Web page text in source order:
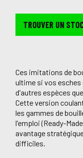
TROUVER UN
Ces imitations de
ultime si vos
d'autres espèces
Cette version
les gammes de
l'emploi (Ready-
avantage
difficiles.